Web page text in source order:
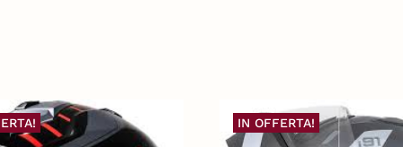
IN OFFERTA!